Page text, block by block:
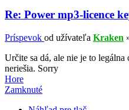
Re: Power mp3-licence
Príspevok od užívateľa Kraken
Určite sa dá, ale nie je to legálna
neriešia. Sorry
Hore
Zamknuté